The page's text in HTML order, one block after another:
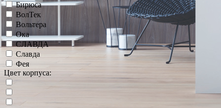
Бирюса
ВолТек
Вольтера
Ока
СЛАВДА
Славда
Фея
Цвет корпуса: